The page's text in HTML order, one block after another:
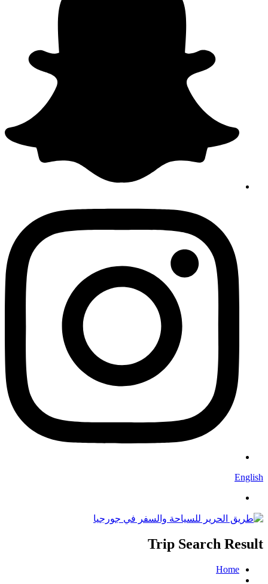
English
Trip Search Result
Home